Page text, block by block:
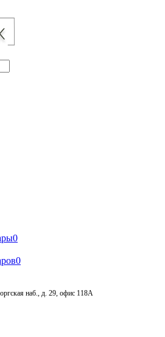
0
0
наб., д. 29, офис 118А